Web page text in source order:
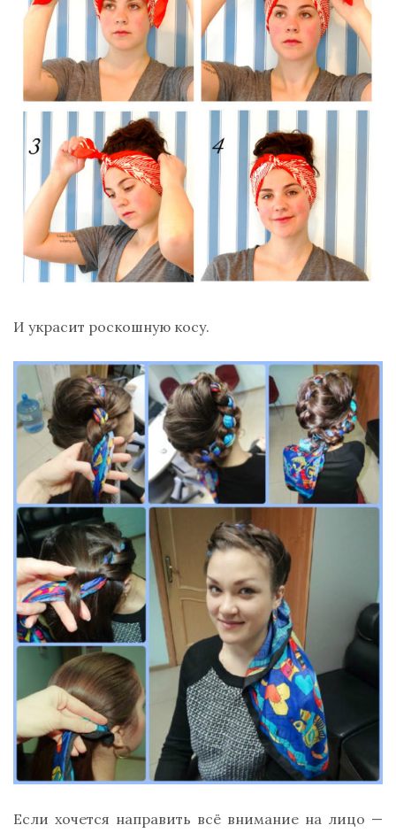
И украсит роскошную косу.
Если хочется направить всё внимание на лицо —